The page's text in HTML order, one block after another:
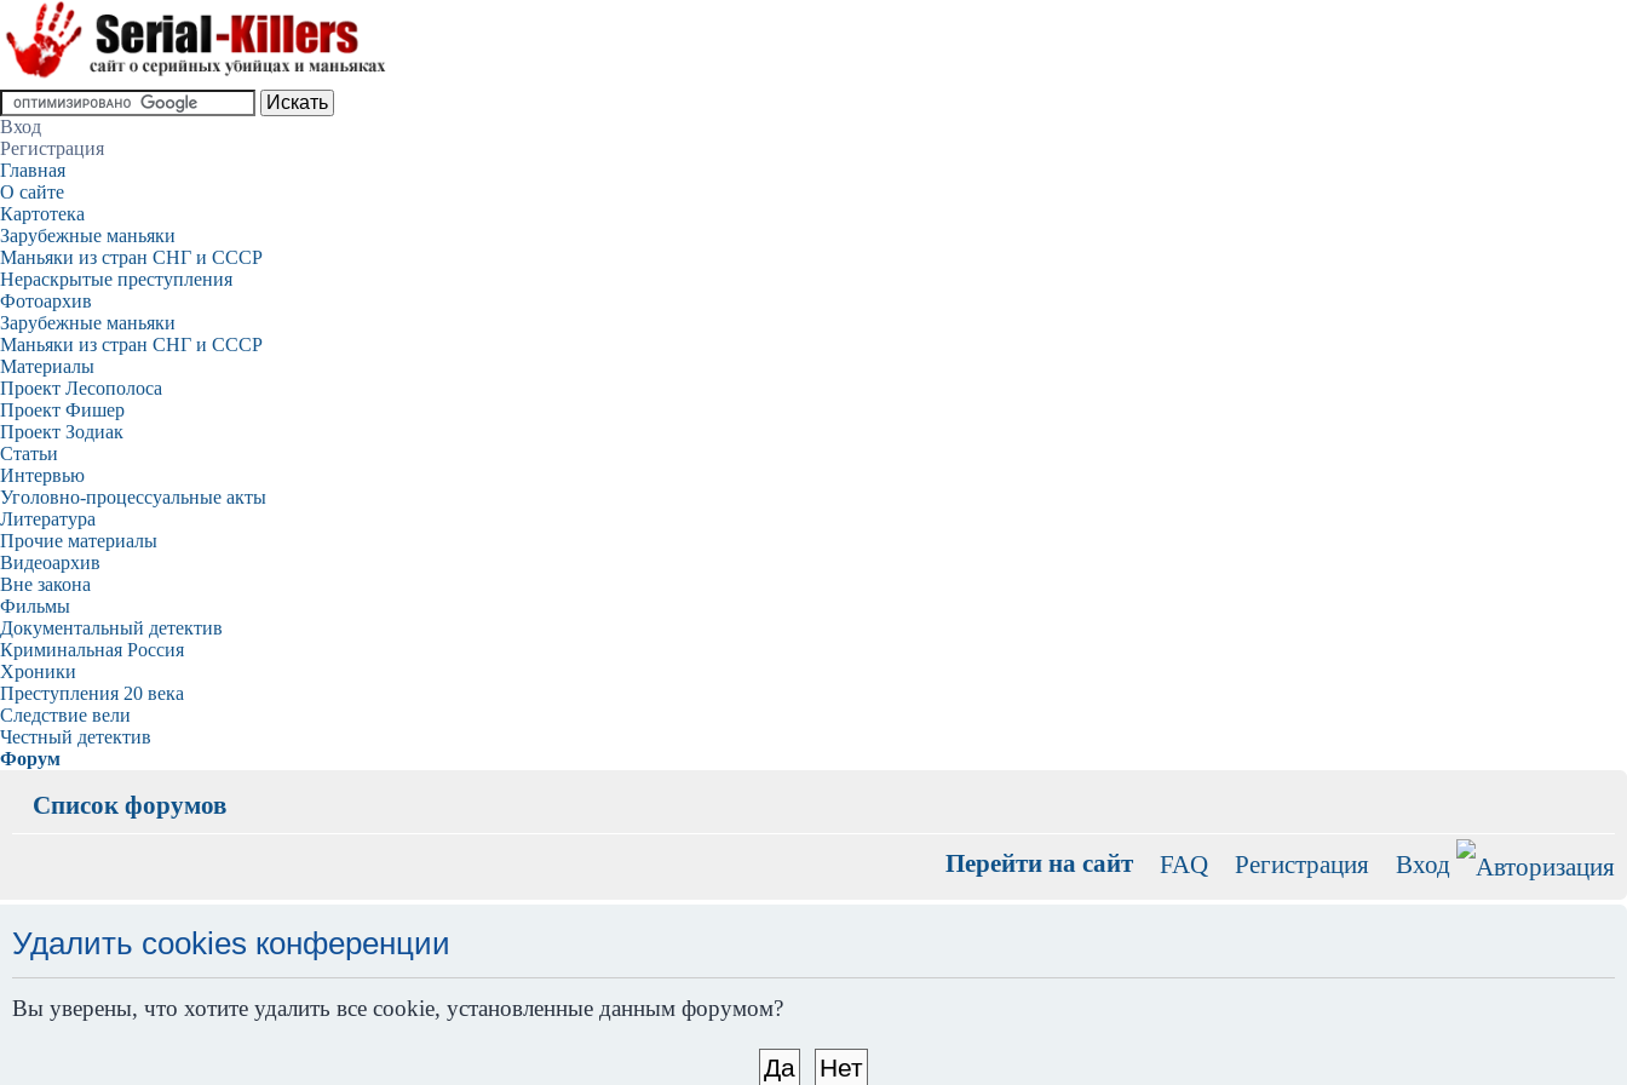
Вход
Регистрация
Главная
О сайте
Картотека
Зарубежные маньяки
Маньяки из стран СНГ и СССР
Нераскрытые преступления
Фотоархив
Зарубежные маньяки
Маньяки из стран СНГ и СССР
Материалы
Проект Лесополоса
Проект Фишер
Проект Зодиак
Статьи
Интервью
Уголовно-процессуальные акты
Литература
Прочие материалы
Видеоархив
Вне закона
Фильмы
Документальный детектив
Криминальная Россия
Хроники
Преступления 20 века
Следствие вели
Честный детектив
Форум
Список форумов
Перейти на сайт FAQ Регистрация Вход
Удалить cookies конференции
Вы уверены, что хотите удалить все cookie, установленные данным форумом?